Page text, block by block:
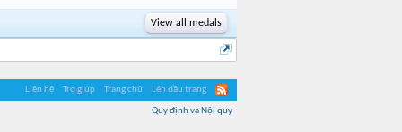
View all medals
Liên hệ Trợ giúp Trang chủ Lên đầu trang
Quy định và Nội quy